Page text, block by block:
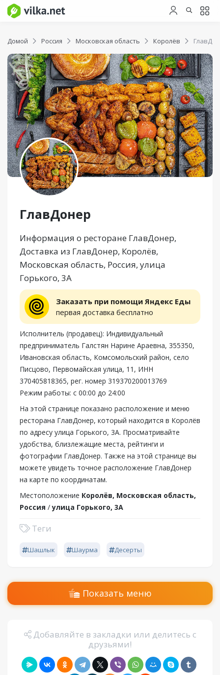
Домой Россия Московская область Королёв
ГлавДонер
Информация о ресторане ГлавДонер,
Доставка из ГлавДонер, Королёв,
Московская область, Россия, улица
Горького, 3А
Заказать при помощи Яндекс Еды
первая доставка бесплатно
Исполнитель (продавец): Индивидуальный
предприниматель Галстян Нарине Араевна, 355350,
Ивановская область, Комсомольский район, село
Писцово, Первомайская улица, 11, ИНН
370405818365, рег. номер 319370200013769
Режим работы: с 00:00 до 24:00
На этой странице показано расположение и меню
ресторана ГлавДонер, который находится в Королёв
по адресу улица Горького, 3А. Просматривайте
удобства, близлежащие места, рейтинги и
фотографии ГлавДонер. Также на этой странице вы
можете увидеть точное расположение ГлавДонер
на карте по координатам.
Местоположение Королёв, Московская область,
Россия /улица Горького, 3А
Теги
Шашлык Шаурма Десерты
Показать меню
Добавляйте в закладки или делитесь с
друзьями!